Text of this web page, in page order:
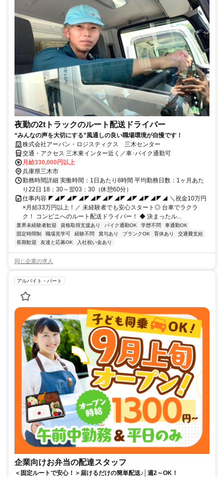
夜勤の2tトラックのルート配送ドライバー
“みんなの声を大切にする”風通しの良い職場環境が自慢です！
株式会社アーバン・ロジスティクス 三木センター
交通・アクセス 三木東インター近く／車･バイク通勤可
月給330,000円以上
兵庫県三木市
勤務時間詳細 実働時間：1日あたり8時間 平均勤務日数：1ヶ月あた
り22日 18：30～翌03：30（休憩60分）
仕事内容 ◤◢◤◢◤◢◤◢◤◢◤◢◤◢◤◢◤◢◤◢ ＼祝金10万円
×月給33万円以上！／ 未経験者でも安心スタート◎ 台車でラクラ
ク！ コンビニへのルート配送ドライバー！ ◆ 決まったル...
業界未経験者歓迎 資格取得支援あり バイク通勤OK 学歴不問
車通勤OK
固定時間制
職場見学可 経験不問 賞与あり ブランクOK 育休あり
交通費支給
長期歓迎
友達と応募OK 入社祝い金あり
同じ企業の求人
アルバイト・パート
企業向けお弁当の配達スタッフ
＜固定ルートで安心！＞届けるだけの簡単配送♪│週2～OK！